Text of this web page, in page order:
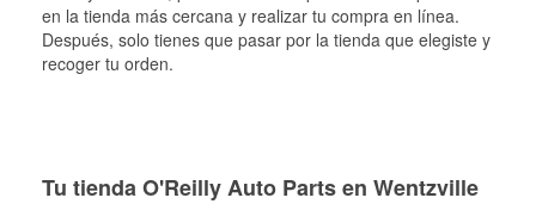
en la tienda más cercana y realizar tu compra en línea.
Después, solo tienes que pasar por la tienda que elegiste y
recoger tu orden.
Tu tienda O'Reilly Auto Parts en Wentzville